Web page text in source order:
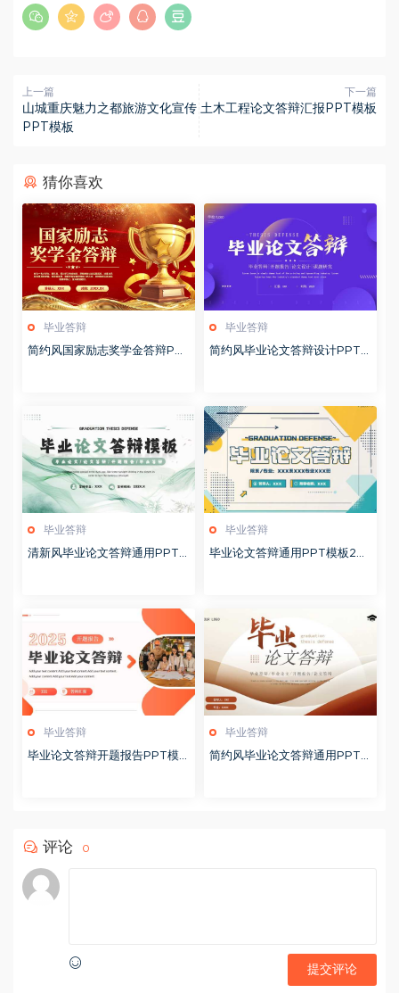
上一篇
山城重庆魅力之都旅游文化宣传
PPT模板
下一篇
土木工程论文答辩汇报PPT模板
猜你喜欢
毕业答辩
简约风国家励志奖学金答辩PP
毕业答辩
简约风毕业论文答辩设计PPT
毕业答辩
清新风毕业论文答辩通用PPT
毕业答辩
毕业论文答辩通用PPT模板20
毕业答辩
毕业论文答辩开题报告PPT模
毕业答辩
简约风毕业论文答辩通用PPT
评论 0
提交评论